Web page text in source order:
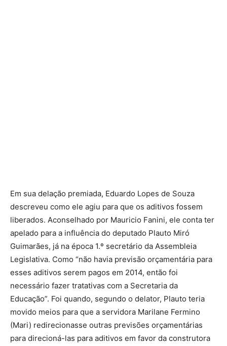
Em sua delação premiada, Eduardo Lopes de Souza
descreveu como ele agiu para que os aditivos fossem
liberados. Aconselhado por Mauricio Fanini, ele conta ter
apelado para a influência do deputado Plauto Miró
Guimarães, já na época 1.º secretário da Assembleia
Legislativa. Como “não havia previsão orçamentária para
esses aditivos serem pagos em 2014, então foi
necessário fazer tratativas com a Secretaria da
Educação”. Foi quando, segundo o delator, Plauto teria
movido meios para que a servidora Marilane Fermino
(Mari) redirecionasse outras previsões orçamentárias
para direcioná-las para aditivos em favor da construtora